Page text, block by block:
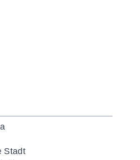
Stadt